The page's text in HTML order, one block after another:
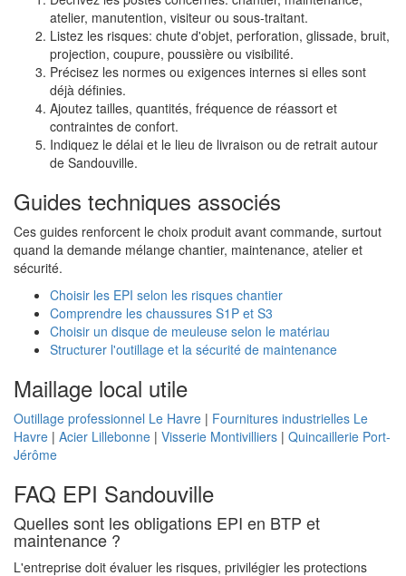
atelier, manutention, visiteur ou sous-traitant.
Listez les risques: chute d'objet, perforation, glissade, bruit,
projection, coupure, poussière ou visibilité.
Précisez les normes ou exigences internes si elles sont
déjà définies.
Ajoutez tailles, quantités, fréquence de réassort et
contraintes de confort.
Indiquez le délai et le lieu de livraison ou de retrait autour
de Sandouville.
Guides techniques associés
Ces guides renforcent le choix produit avant commande, surtout
quand la demande mélange chantier, maintenance, atelier et
sécurité.
Choisir les EPI selon les risques chantier
Comprendre les chaussures S1P et S3
Choisir un disque de meuleuse selon le matériau
Structurer l'outillage et la sécurité de maintenance
Maillage local utile
Outillage professionnel Le Havre | Fournitures industrielles Le
Havre | Acier Lillebonne | Visserie Montivilliers | Quincaillerie Port-
Jérôme
FAQ EPI Sandouville
Quelles sont les obligations EPI en BTP et
maintenance ?
L'entreprise doit évaluer les risques, privilégier les protections